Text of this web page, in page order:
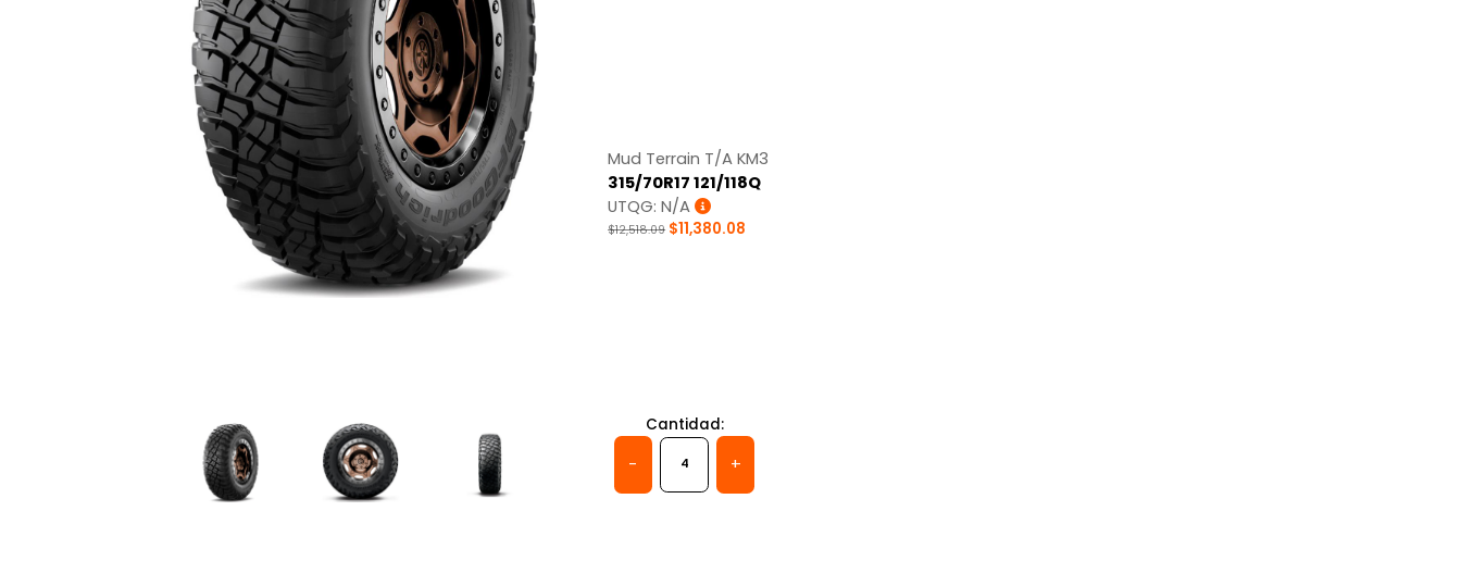
Mud Terrain T/A KM3
315/70R17 121/118Q
UTQG: N/A
$12,518.09 $11,380.08
Cantidad:
- +